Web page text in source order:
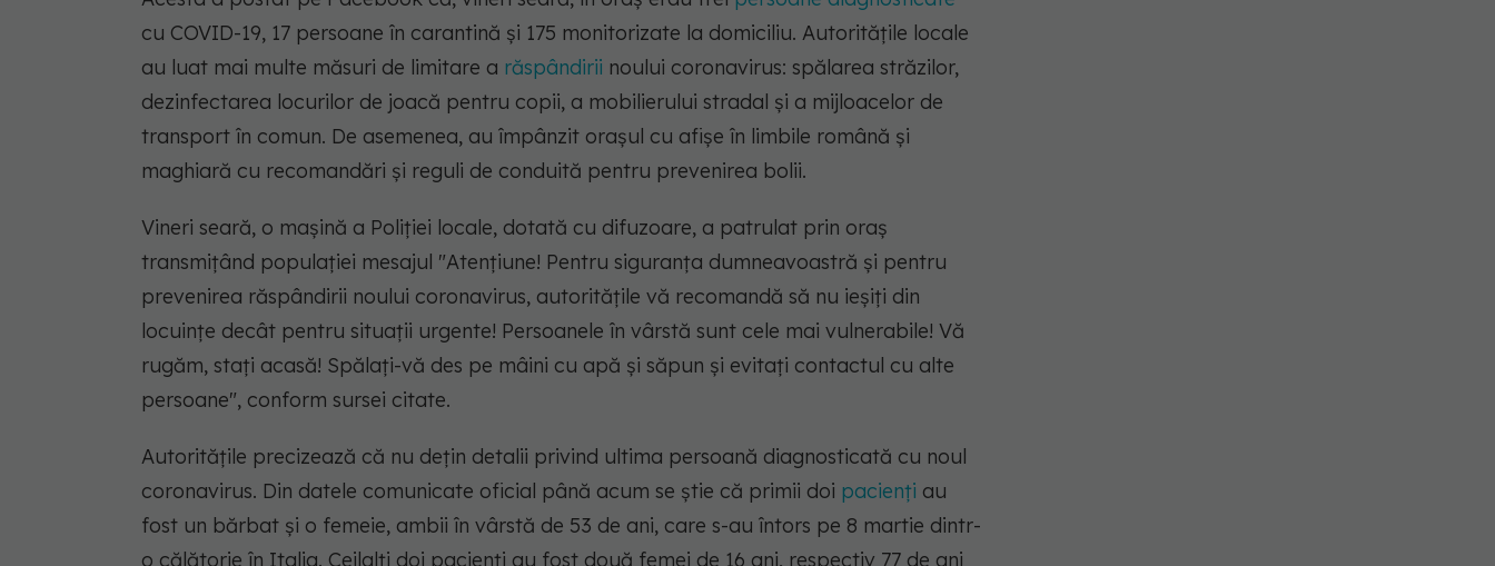
cu COVID-19, 17 persoane în carantină şi 175 monitorizate la domiciliu. Autorităţile locale
au luat mai multe măsuri de limitare a răspândirii noului coronavirus: spălarea străzilor,
dezinfectarea locurilor de joacă pentru copii, a mobilierului stradal şi a mijloacelor de
transport în comun. De asemenea, au împânzit oraşul cu afişe în limbile română şi
maghiară cu recomandări şi reguli de conduită pentru prevenirea bolii.
Vineri seară, o maşină a Poliţiei locale, dotată cu difuzoare, a patrulat prin oraş
transmiţând populaţiei mesajul "Atenţiune! Pentru siguranţa dumneavoastră şi pentru
prevenirea răspândirii noului coronavirus, autorităţile vă recomandă să nu ieşiţi din
locuinţe decât pentru situaţii urgente! Persoanele în vârstă sunt cele mai vulnerabile! Vă
rugăm, staţi acasă! Spălaţi-vă des pe mâini cu apă şi săpun şi evitaţi contactul cu alte
persoane", conform sursei citate.
Autorităţile precizează că nu dețin detalii privind ultima persoană diagnosticată cu noul
coronavirus. Din datele comunicate oficial până acum se ştie că primii doi pacienţi au
fost un bărbat şi o femeie, ambii în vârstă de 53 de ani, care s-au întors pe 8 martie dintr-
o călătorie în Italia. Ceilalţi doi pacienţi au fost două femei de 16 ani, respectiv 77 de ani